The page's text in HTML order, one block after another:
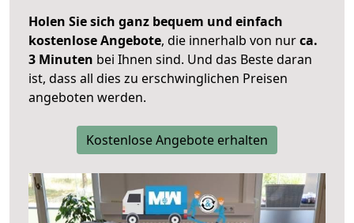
Holen Sie sich ganz bequem und einfach
kostenlose Angebote, die innerhalb von nurca.
3 Minuten bei Ihnen sind. Und das Beste daran
ist, dass all dies zu erschwinglichen Preisen
angeboten werden.
Kostenlose Angebote erhalten